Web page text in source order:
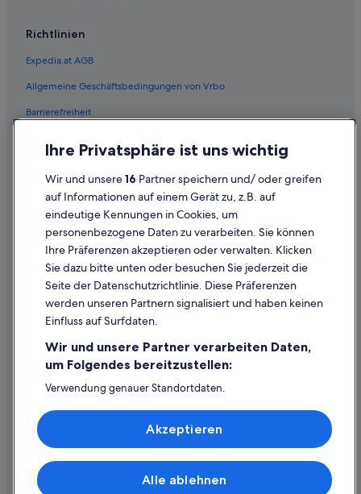
Richtlinien
Expedia.at AGB
Allgemeine Geschäftsbedingungen von Vrbo
Barrierefreiheit
Rechtliche Hinweise/Kontakt
Inhaltsrichtlinien und Melden von Inhalten
Hilfe
Hilfe
Rückerstattungsprozess und Zeitrahmen
Buchen Sie einen Flug mit einer Gutschrift bei der Fluggesellschaft
Internationale Reisedokumente
© 2026 Expedia, Inc., ein Unternehmen der Expedia Group. Alle Rechte
Ihre Privatsphäre ist uns wichtig
Wir und unsere16 Partner speichern und/ oder greifen
auf Informationen auf einem Gerät zu, z.B. auf
eindeutige Kennungen in Cookies, um
personenbezogene Daten zu verarbeiten. Sie können
Ihre Präferenzen akzeptieren oder verwalten. Klicken
Sie dazu bitte unten oder besuchen Sie jederzeit die
Seite der Datenschutzrichtlinie. Diese Präferenzen
werden unseren Partnern signalisiert und haben keinen
Einfluss auf Surfdaten.
Wir und unsere Partner verarbeiten Daten,
um Folgendes bereitzustellen:
Verwendung genauer Standortdaten.
Speichern von oder Zugriff auf Informationen auf einem
Endgerät. Personalisierte Werbung und Inhalte, Messung
von Werbeleistung und der Performance von Inhalten,
Liste der Partner (Lieferanten)
Alle ablehnen
Akzeptieren